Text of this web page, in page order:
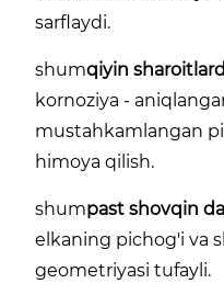
sarflaydi.
shumqiyin
kornoziya -
mustahkamlangan
himoya qilish.
shumpast shovqin
elkaning pichog'i va
geometriyasi tufayli.